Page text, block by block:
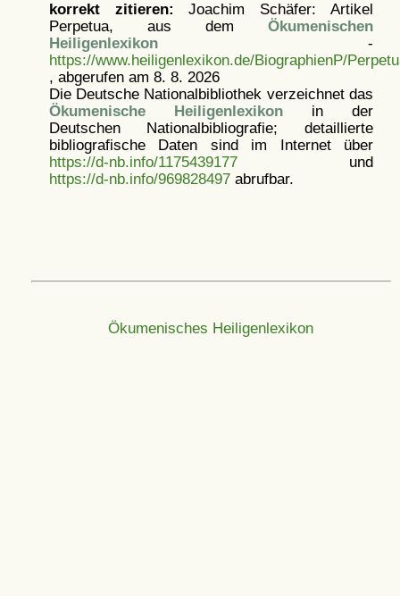
korrekt zitieren: Joachim Schäfer: Artikel
Perpetua, aus dem Ökumenischen
Heiligenlexikon-
https://www.heiligenlexikon.de/BiographienP/
, abgerufen am 8. 8. 2026
Die Deutsche Nationalbibliothek verzeichnet das
Ökumenische Heiligenlexikonin der
Deutschen Nationalbibliografie; detaillierte
bibliografische Daten sind im Internet über
https://d-nb.info/1175439177und
https://d-nb.info/969828497abrufbar.
Ökumenisches Heiligenlexikon